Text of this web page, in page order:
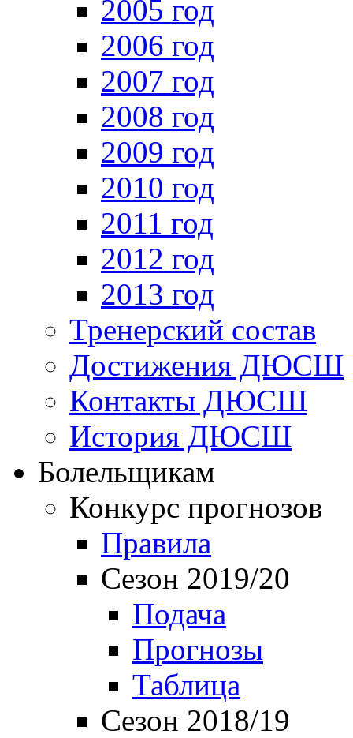
2005 год
2006 год
2007 год
2008 год
2009 год
2010 год
2011 год
2012 год
2013 год
Тренерский состав
Достижения ДЮСШ
Контакты ДЮСШ
История ДЮСШ
Болельщикам
Конкурс прогнозов
Правила
Сезон 2019/20
Подача
Прогнозы
Таблица
Сезон 2018/19